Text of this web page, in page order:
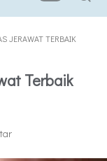
JERAWAT TERBAIK
Terbaik